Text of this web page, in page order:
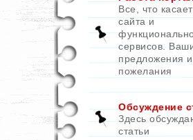
Все, что
сайта и
сервисов.
предложения и
пожелания
Обсуждение
Здесь
статьи